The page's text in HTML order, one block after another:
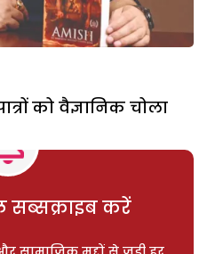
को वैज्ञानिक चोला
सब्सक्राइब करें